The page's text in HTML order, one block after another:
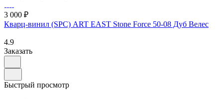
3 000 ₽
Кварц-винил (SPC) ART EAST Stone Force 50-08 Дуб Велес
4.9
Заказать
Быстрый просмотр